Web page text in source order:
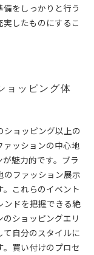
をしっかりと行う
したものにするこ
ョッピング体
ショッピング以上の
ッションの中心地
魅力的です。ブラ
のファッション展示
これらのイベント
ンドを把握できる絶
ショッピングエリ
自分のスタイルに
買い付けのプロセ